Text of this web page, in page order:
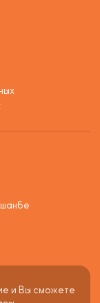
и Вы сможете